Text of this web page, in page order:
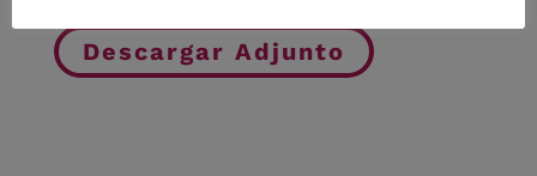
Descargar Adjunto